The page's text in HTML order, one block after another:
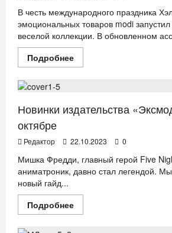
В честь международного праздника
эмоциональных товаров modi
веселой коллекции. В обновленном
ПодробнееПрочитать
больше
modi
представил
к
Хэллоуину
ДЕТИ КНИГИ
Новинки издательства
октябре
Редактор 22.10.2023 0
Мишка Фредди, главный герой Five
аниматроник, давно стал легендой.
новый гайд...
ПодробнееПрочитать
больше